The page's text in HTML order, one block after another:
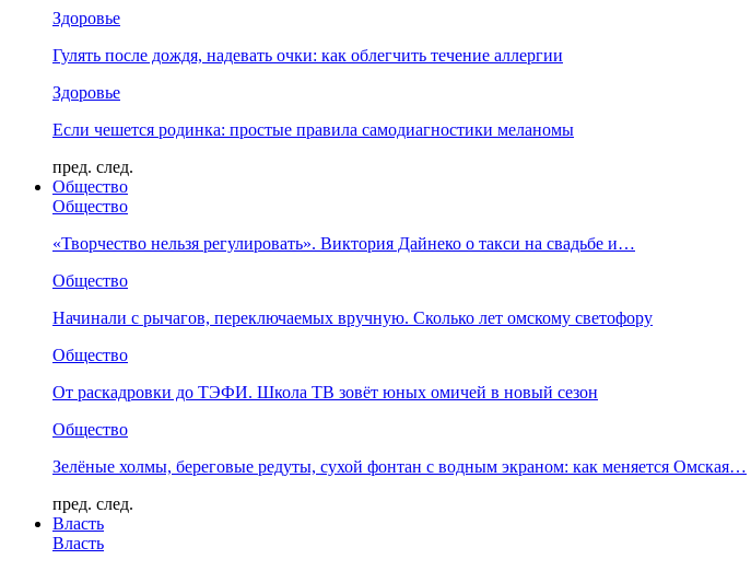
Здоровье
Гулять после дождя, надевать очки: как облегчить течение аллергии
Здоровье
Если чешется родинка: простые правила самодиагностики меланомы
пред. след.
Общество
Общество
«Творчество нельзя регулировать». Виктория Дайнеко о такси на свадьбе и…
Общество
Начинали с рычагов, переключаемых вручную. Сколько лет омскому светофору
Общество
От раскадровки до ТЭФИ. Школа ТВ зовёт юных омичей в новый сезон
Общество
Зелёные холмы, береговые редуты, сухой фонтан с водным экраном: как меняется Омская…
пред. след.
Власть
Власть